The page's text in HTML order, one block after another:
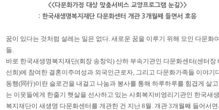
<<다문화가정 대상 맞춤서비스 교양프로그램 눈길>>
: 한국새생명복지재단 다문화센터 개관 3개월째 들면서 호응
꿈이 있다는 것처럼 설레는 일은 없다. 새로운 꿈을 이루기 위해 모인 다문화
들.
바로 한국새생명복지재단(회장 송창익) 산하 부속기관인 다문화센터(센터장
선희)에 참여한 결혼이주여성과 외국인근로자, 그리고 다문화가족들 이야기
동행(同行)이란 슬로건을 내걸고 나눔과 봉사를 통해 하루하루를 힘겹게 살
는 이웃들에게 한줄기 햇살을 선사하고 있는 사회복지비영리기관인 한국새
복지재단이 새생명 다문화센터를 개관한 건 지난 8월. 개관 3개월째 들어서